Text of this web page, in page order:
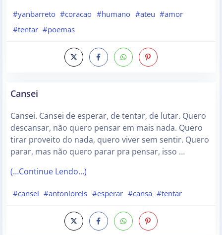
#yanbarreto #coracao #humano #ateu #amor
#tentar #poemas
Cansei
Cansei. Cansei de esperar, de tentar, de lutar. Quero
descansar, não quero pensar em mais nada. Quero
tirar proveito do nada, quero viver sem sentir. Quero
parar, mas não quero parar pra pensar, isso …
(…Continue Lendo…)
#cansei #antonioreis #esperar #cansa #tentar